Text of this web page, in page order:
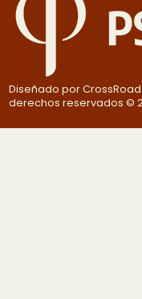
Diseñado por
derechos reservados ©